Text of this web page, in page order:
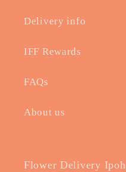
Delivery info
IFF Rewards
FAQs
About us
Flower Delivery Ipoh